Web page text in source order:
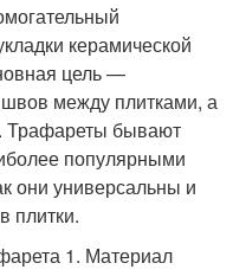
керамической
цель —
швов между плитками, а
Трафареты бывают
популярными
они универсальны и
плитки.
1. Материал